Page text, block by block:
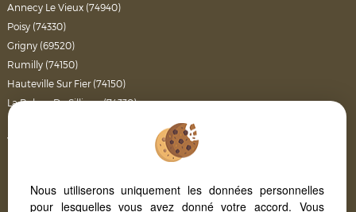
Annecy Le Vieux (74940)
Poisy (74330)
Grigny (69520)
Rumilly (74150)
Hauteville Sur Fier (74150)
La Balme De Sillingy (74330)
Veyrier Du Lac (74290)
Epagny (74330)
Nous utiliserons uniquement les données personnelles
pour lesquelles vous avez donné votre accord. Vous